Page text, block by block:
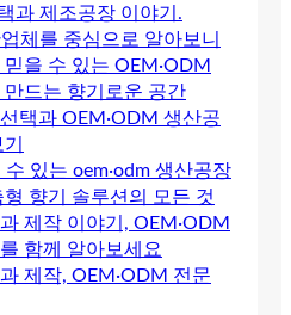
과 제조공장 이야기.
체를 중심으로 알아보니
을 수 있는 OEM·ODM
드는 향기로운 공간
택과 OEM·ODM 생산공
있는 oem·odm 생산공장
향기 솔루션의 모든 것
제작 이야기, OEM·ODM
함께 알아보세요
제작, OEM·ODM 전문